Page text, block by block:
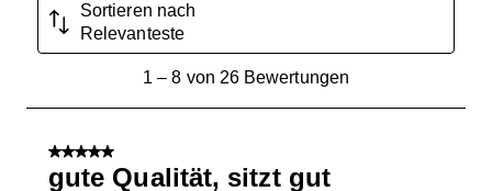
Sortieren nach
Relevanteste
von
1 – 8 von 26 Bewertungen
5 von 5 Sternen.
gute Qualität, sitzt gut